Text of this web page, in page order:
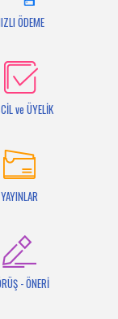
ÖDEME
ve ÜYELİK
YAYINLAR
- ÖNERİ